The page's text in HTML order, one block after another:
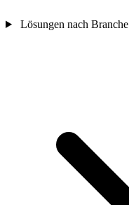
Lösungen nach Branche